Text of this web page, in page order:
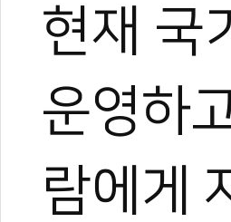
현재 국
운영하
람에게